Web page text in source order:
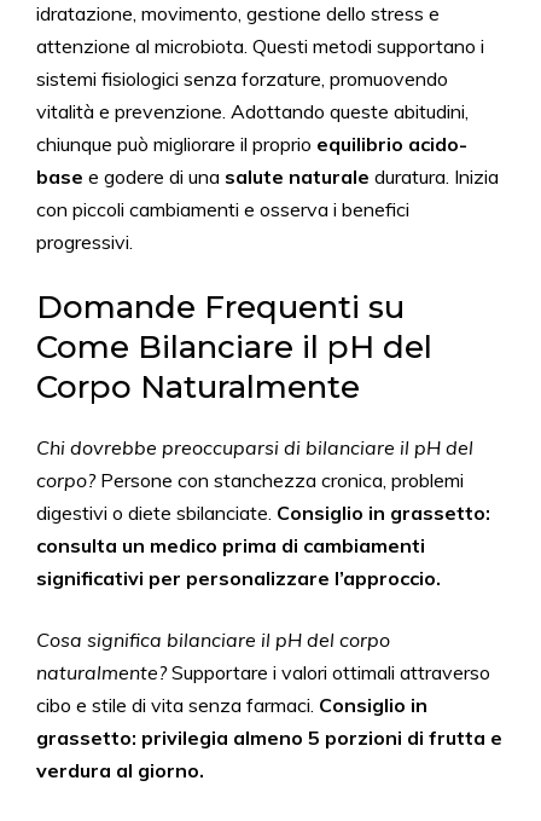
idratazione, movimento, gestione dello stress e
attenzione al microbiota. Questi metodi supportano i
sistemi fisiologici senza forzature, promuovendo
vitalità e prevenzione. Adottando queste abitudini,
chiunque può migliorare il proprio equilibrio acido-
base e godere di una salute naturale duratura. Inizia
con piccoli cambiamenti e osserva i benefici
progressivi.
Domande Frequenti su
Come Bilanciare il pH del
Corpo Naturalmente
Chi dovrebbe preoccuparsi di bilanciare il pH del
corpo?Persone con stanchezza cronica, problemi
digestivi o diete sbilanciate. Consiglio in grassetto:
consulta un medico prima di cambiamenti
significativi per personalizzare l’approccio.
Cosa significa bilanciare il pH del corpo
naturalmente?Supportare i valori ottimali attraverso
cibo e stile di vita senza farmaci. Consiglio in
grassetto: privilegia almeno 5 porzioni di frutta e
verdura al giorno.